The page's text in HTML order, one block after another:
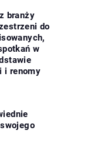
branży
do
w
i renomy